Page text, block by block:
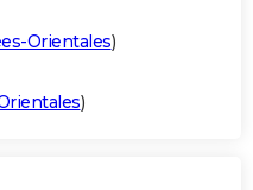
Orientales)
)